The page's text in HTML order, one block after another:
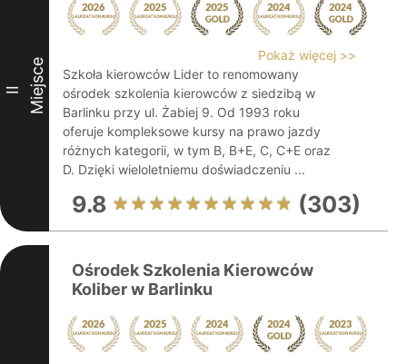
II Miejsce
Pokaż więcej >>
Szkoła kierowców Lider to renomowany
ośrodek szkolenia kierowców z siedzibą w
Barlinku przy ul. Żabiej 9. Od 1993 roku
oferuje kompleksowe kursy na prawo jazdy
różnych kategorii, w tym B, B+E, C, C+E oraz
D. Dzięki wieloletniemu doświadczeniu ...
9.8 (303)
Ośrodek Szkolenia Kierowców
Koliber w Barlinku